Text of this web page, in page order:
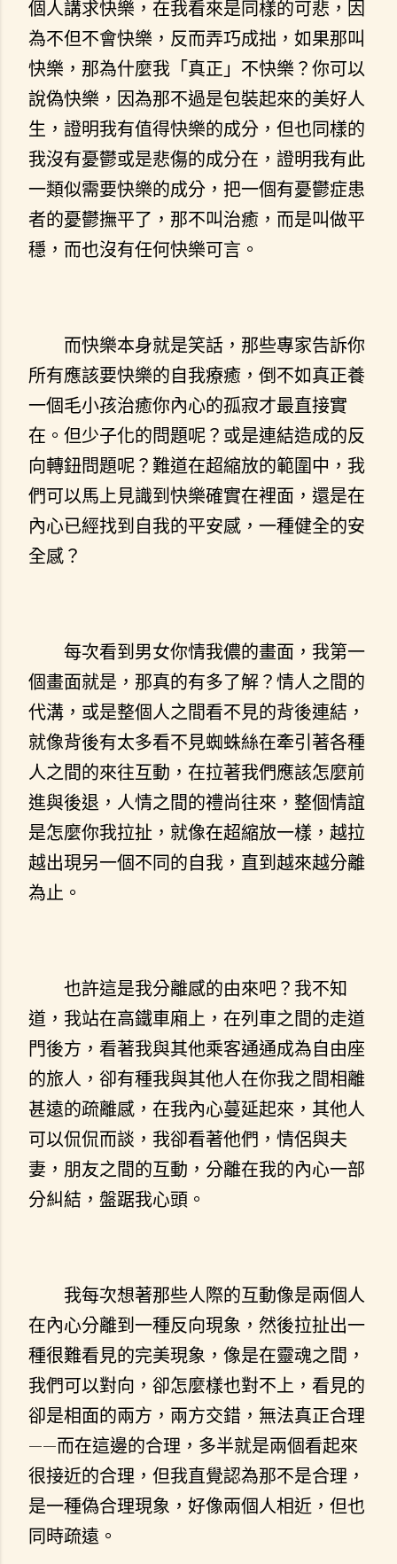
個人講求快樂，在我看來是同樣的可悲，因
為不但不會快樂，反而弄巧成拙，如果那叫
快樂，那為什麼我「真正」不快樂？你可以
說偽快樂，因為那不過是包裝起來的美好人
生，證明我有值得快樂的成分，但也同樣的
我沒有憂鬱或是悲傷的成分在，證明我有此
一類似需要快樂的成分，把一個有憂鬱症患
者的憂鬱撫平了，那不叫治癒，而是叫做平
穩，而也沒有任何快樂可言。
而快樂本身就是笑話，那些專家告訴你
所有應該要快樂的自我療癒，倒不如真正養
一個毛小孩治癒你內心的孤寂才最直接實
在。但少子化的問題呢？或是連結造成的反
向轉鈕問題呢？難道在超縮放的範圍中，我
們可以馬上見識到快樂確實在裡面，還是在
內心已經找到自我的平安感，一種健全的安
全感？
每次看到男女你情我儂的畫面，我第一
個畫面就是，那真的有多了解？情人之間的
代溝，或是整個人之間看不見的背後連結，
就像背後有太多看不見蜘蛛絲在牽引著各種
人之間的來往互動，在拉著我們應該怎麼前
進與後退，人情之間的禮尚往來，整個情誼
是怎麼你我拉扯，就像在超縮放一樣，越拉
越出現另一個不同的自我，直到越來越分離
為止。
也許這是我分離感的由來吧？我不知
道，我站在高鐵車廂上，在列車之間的走道
門後方，看著我與其他乘客通通成為自由座
的旅人，卻有種我與其他人在你我之間相離
甚遠的疏離感，在我內心蔓延起來，其他人
可以侃侃而談，我卻看著他們，情侶與夫
妻，朋友之間的互動，分離在我的內心一部
分糾結，盤踞我心頭。
我每次想著那些人際的互動像是兩個人
在內心分離到一種反向現象，然後拉扯出一
種很難看見的完美現象，像是在靈魂之間，
我們可以對向，卻怎麼樣也對不上，看見的
卻是相面的兩方，兩方交錯，無法真正合理
——而在這邊的合理，多半就是兩個看起來
很接近的合理，但我直覺認為那不是合理，
是一種偽合理現象，好像兩個人相近，但也
同時疏遠。